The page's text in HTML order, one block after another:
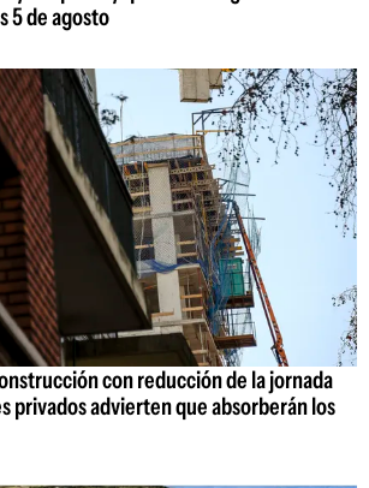
5 de agosto
con reducción de la jornada
privados advierten que absorberán los